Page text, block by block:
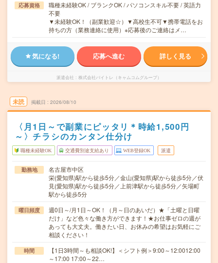
応募資格
職種未経験OK / ブランクOK / パソコンスキル不要 / 英語力
不要
▼未経験OK！（副業歓迎☆）▼高校生不可▼携帯電話をお
持ちの方（業務連絡に使用）※応募後のご連絡はメ…
気になる! 応募へ進む 詳しく見る
派遣会社 株式会社バイトレ（キャムコムグループ）
未読 掲載日 2026/08/10
〈月1日～で副業にピッタリ＊時給1,500円
～〉チラシのカンタン仕分け
職種未経験OK 交通費別途支給あり WEB登録OK 派遣
勤務地
名古屋市中区
栄(愛知県)駅から徒歩5分／金山(愛知県)駅から徒歩5分／伏
見(愛知県)駅から徒歩5分／上前津駅から徒歩5分／矢場町
駅から徒歩5分
曜日頻度
週0日～/月1日～OK！（月～日のあいだ）★「土曜と日曜
だけ」など色々な働き方ができます！★お仕事ゼロの週が
あっても大丈夫。働きたい日、お休みの希望はお気軽にご
相談ください！
時間
【1日3時間～も相談OK!】＜シフト例＞9:00～12:0012:00
～17:00 17:00～22…